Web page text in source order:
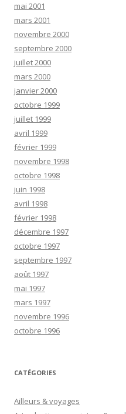
mai 2001
mars 2001
novembre 2000
septembre 2000
juillet 2000
mars 2000
janvier 2000
octobre 1999
juillet 1999
avril 1999
février 1999
novembre 1998
octobre 1998
juin 1998
avril 1998
février 1998
décembre 1997
octobre 1997
septembre 1997
août 1997
mai 1997
mars 1997
novembre 1996
octobre 1996
CATÉGORIES
Ailleurs & voyages